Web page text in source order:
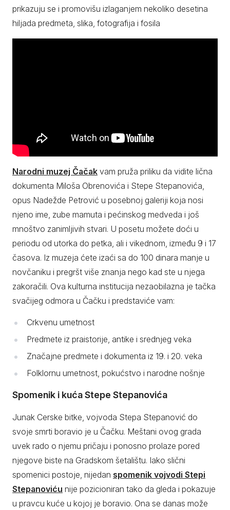
prikazuju se i promovišu izlaganjem nekoliko desetina
hiljada predmeta, slika, fotografija i fosila
Narodni muzej Čačak vam pruža priliku da vidite lična
dokumenta Miloša Obrenovića i Stepe Stepanovića,
opus Nadežde Petrović u posebnoj galeriji koja nosi
njeno ime, zube mamuta i pećinskog medveda i još
mnoštvo zanimljivih stvari. U posetu možete doći u
periodu od utorka do petka, ali i vikednom, između 9 i 17
časova. Iz muzeja ćete izaći sa do 100 dinara manje u
novčaniku i pregršt više znanja nego kad ste u njega
zakoračili. Ova kulturna institucija nezaobilazna je tačka
svačijeg odmora u Čačku i predstaviće vam:
Crkvenu umetnost
Predmete iz praistorije, antike i srednjeg veka
Značajne predmete i dokumenta iz 19. i 20. veka
Folklornu umetnost, pokućstvo i narodne nošnje
Spomenik i kuća Stepe Stepanovića
Junak Cerske bitke, vojvoda Stepa Stepanović do
svoje smrti boravio je u Čačku. Meštani ovog grada
uvek rado o njemu pričaju i ponosno prolaze pored
njegove biste na Gradskom šetalištu. Iako slični
spomenici postoje, nijedan spomenik vojvodi Stepi
Stepanoviću nije pozicioniran tako da gleda i pokazuje
u pravcu kuće u kojoj je boravio. Ona se danas može